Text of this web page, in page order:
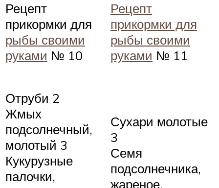
Рецепт
прикормки для
рыбы своими
руками № 10
Рецепт
прикормки для
рыбы своими
руками № 11
Отруби 2
Жмых
подсолнечный,
молотый 3
Кукурузные
палочки,
Сухари молотые
3
Семя
подсолнечника,
жареное,